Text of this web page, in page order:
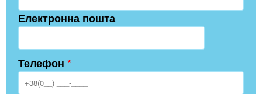
Електронна пошта
Телефон *